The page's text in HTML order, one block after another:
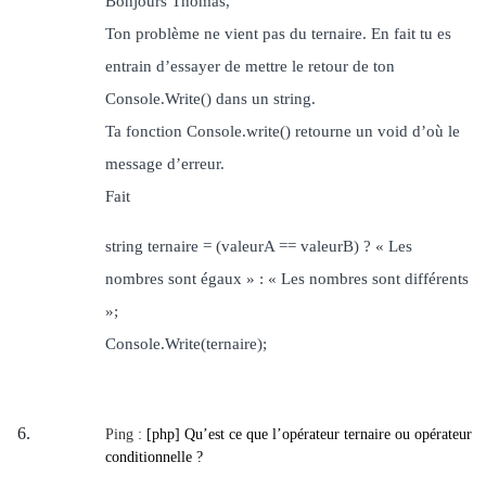
Ton problème ne vient pas du ternaire. En fait tu es
entrain d’essayer de mettre le retour de ton
Console.Write() dans un string.
Ta fonction Console.write() retourne un void d’où le
message d’erreur.
Fait
string ternaire = (valeurA == valeurB) ? « Les
nombres sont égaux » : « Les nombres sont différents
»;
Console.Write(ternaire);
Ping : [php] Qu’est ce que l’opérateur ternaire ou opérateur
conditionnelle ?